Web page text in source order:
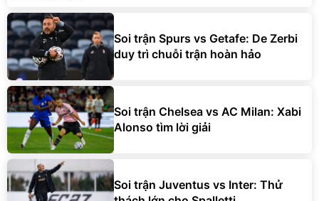
Soi trận Spurs vs Getafe: De Zerbi
duy trì chuỗi trận hoàn hảo
Soi trận Chelsea vs AC Milan: Xabi
Alonso tìm lời giải
Soi trận Juventus vs Inter: Thử